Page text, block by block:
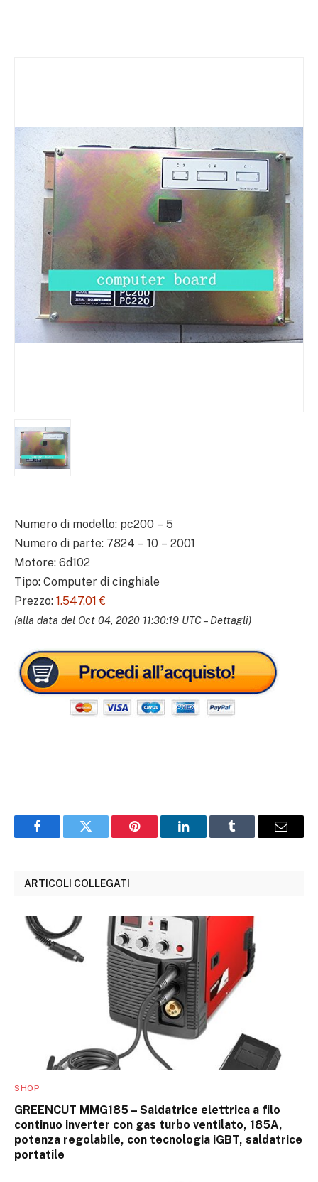
Numero di modello: pc200 – 5
Numero di parte: 7824 – 10 – 2001
Motore: 6d102
Tipo: Computer di cinghiale
Prezzo: 1.547,01 €
(alla data del Oct 04, 2020 11:30:19 UTC – Dettagli)
FacebookTwitter Pinterest LinkedInTumblr Email
ARTICOLI COLLEGATI
SHOP
GREENCUT MMG185 – Saldatrice elettrica a filo
continuo inverter con gas turbo ventilato, 185A,
potenza regolabile, con tecnologia iGBT, saldatrice
portatile